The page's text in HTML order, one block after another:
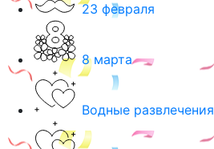
23 февраля
8 марта
Водные развлечения